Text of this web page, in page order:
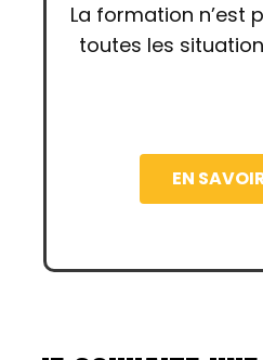
La formation n’est
toutes les
EN